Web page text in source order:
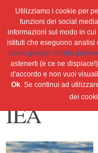
Home Ambiente
Green economy
Blog
Viaggi
IEA
Utilizziamo i cookie per
funzioni dei social
informazioni sul modo in
istituti che eseguono analisi
come google -nostro
astenerti (e ce ne
d'accordo e non vuoi
Ok. Se continui ad
dei